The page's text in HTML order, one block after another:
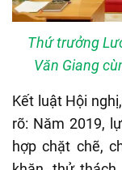
Thứ trưởng
Văn Giang
Kết luật Hội
rõ: Năm 2019,
hợp chặt chẽ,